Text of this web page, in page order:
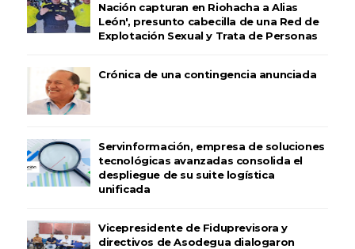
Nación capturan en Riohacha a Alias
León', presunto cabecilla de una Red de
Explotación Sexual y Trata de Personas
Crónica de una contingencia anunciada
Servinformación, empresa de soluciones
tecnológicas avanzadas consolida el
despliegue de su suite logística
unificada
Vicepresidente de Fiduprevisora y
directivos de Asodegua dialogaron